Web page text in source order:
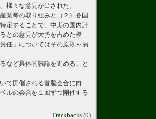
様々な意見が出された。
業毎の取り組みと（２）各国
定することで、中期の国内計
との意見が大勢を占めた模
任」についてはその原則を損
など具体的議論を進めること
て開催される首脳会合に向
ルの会合を１回ずつ開催する
Trackbacks (0)